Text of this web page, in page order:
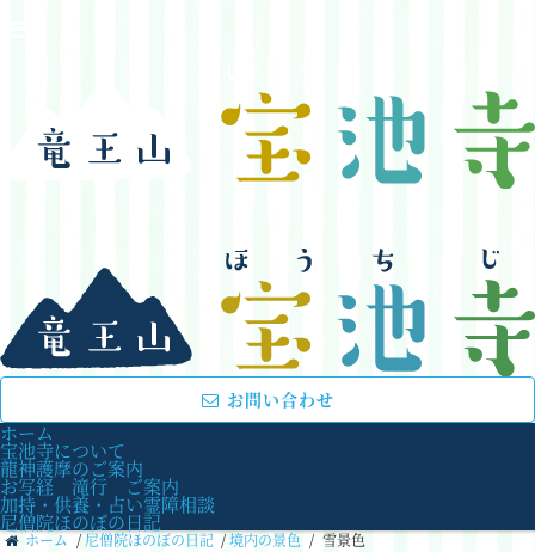
お問い合わせ
ホーム
宝池寺について
龍神護摩のご案内
お写経 滝行 ご案内
加持・供養・占い霊障相談
尼僧院ほのぼの日記
ホーム / 尼僧院ほのぼの日記 /境内の景色 / 雪景色